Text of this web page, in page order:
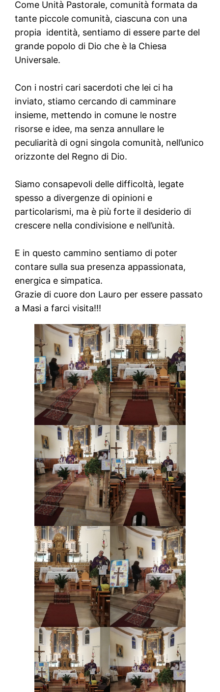
Come Unità Pastorale, comunità formata da
tante piccole comunità, ciascuna con una
propia identità, sentiamo di essere parte del
grande popolo di Dio che è la Chiesa
Universale.
Con i nostri cari sacerdoti che lei ci ha
inviato, stiamo cercando di camminare
insieme, mettendo in comune le nostre
risorse e idee, ma senza annullare le
peculiarità di ogni singola comunità, nell’unico
orizzonte del Regno di Dio.
Siamo consapevoli delle difficoltà, legate
spesso a divergenze di opinioni e
particolarismi, ma è più forte il desiderio di
crescere nella condivisione e nell’unità.
E in questo cammino sentiamo di poter
contare sulla sua presenza appassionata,
energica e simpatica.
Grazie di cuore don Lauro per essere passato
a Masi a farci visita!!!